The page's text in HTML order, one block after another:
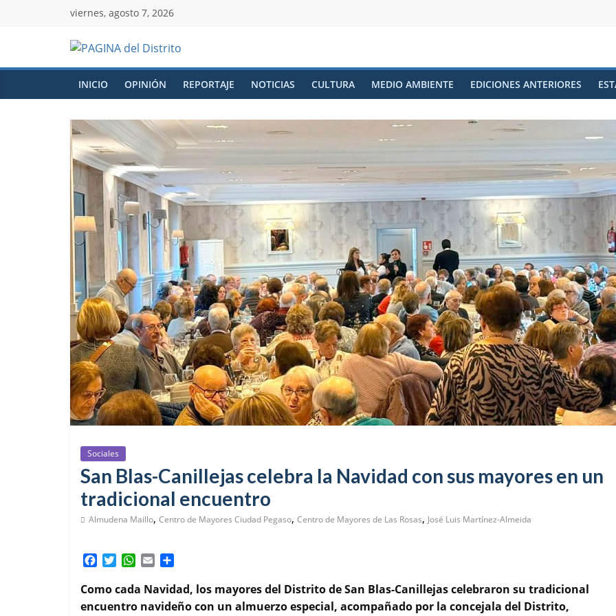
viernes, agosto 7, 2026
INICIO OPINIÓN REPORTAJE NOTICIAS CULTURA MEDIO AMBIENTE EDICIONES ANTERIORES
Sociales
San Blas-Canillejas celebra la Navidad con sus mayores en un
tradicional encuentro
Almudena Maillo, Centro de Mayores Ciudad Pegaso, Centro de Mayores de Las Rosas, José Luis Martínez-Almeida
c
e
i
t
W
a
t
a
i
m
p
Como cada Navidad, los mayores del Distrito de San Blas-Canillejas celebraron su tradicional
encuentro navideño con un almuerzo especial, acompañado por la concejala del Distrito,